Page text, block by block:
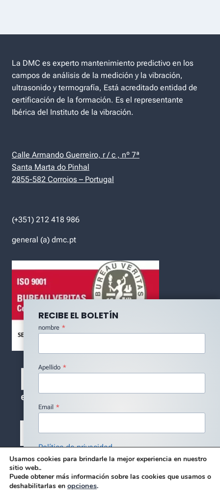
La DMC es experto mantenimiento predictivo en los
campos de análisis de la medición y la vibración,
ultrasonido y termografía, Está acreditado entidad de
certificación de la formación. Es el representante
Ibérica del Instituto de la vibración.
Calle Armando Guerreiro, r / c , nº 7ª
Santa Marta do Pinhal
2855-582 Corroios – Portugal
(+351) 212 418 986
general (a) dmc.pt
© 2026 DMC - DISEÑO DE BLUE SERENITY
RECIBE EL BOLETÍN
nombre *
Apellido *
Email *
Política de privacidad
Estoy de acuerdo con la Política de Privacidad *
Suscribir
Usamos cookies para brindarle la mejor experiencia en nuestro
sitio web..
Puede obtener más información sobre las cookies que usamos o
deshabilitarlas en opciones.